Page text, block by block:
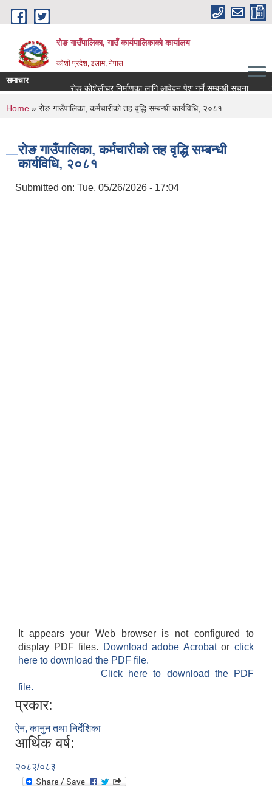
Skip to main content
रोङ गाउँपालिका, गाउँ कार्यपालिकाको कार्यालय
कोशी प्रदेश, इलाम, नेपाल
समाचार
रोङ कोशेलीघर निर्माणका लागि आवेदन पेश गर्ने सम्बन्धी सूचना.
You are here
Home » रोङ गाउँपालिका, कर्मचारीको तह वृद्धि सम्बन्धी कार्यविधि, २०८१
रोङ गाउँपालिका, कर्मचारीको तह वृद्धि सम्बन्धी
कार्यविधि, २०८१
Submitted on: Tue, 05/26/2026 - 17:04
It appears your Web browser is not configured to
display PDF files.
Download adobe Acrobatorclick
here to download the PDF file.
Click here to download the PDF
file.
प्रकार:
ऐन, कानुन तथा निर्देशिका
आर्थिक वर्ष:
२०८२/०८३